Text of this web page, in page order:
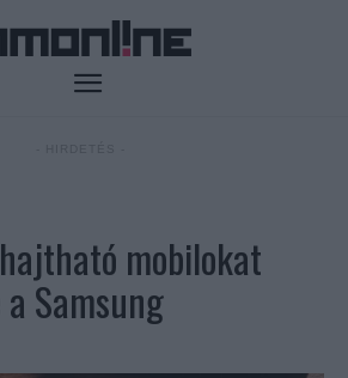
mobilokat
Samsung